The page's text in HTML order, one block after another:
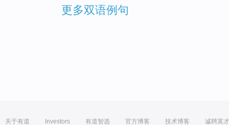
更多双语例句
关于有道 Investors 有道智选 官方博客 技术博客 诚聘英才